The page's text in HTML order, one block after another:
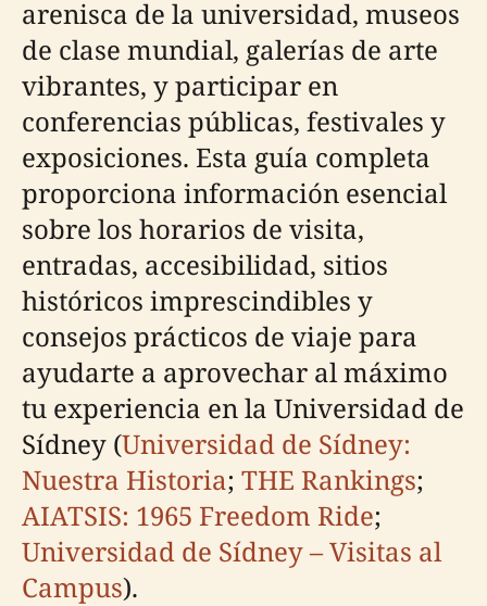
arenisca de la universidad, museos
de clase mundial, galerías de arte
vibrantes, y participar en
conferencias públicas, festivales y
exposiciones. Esta guía completa
proporciona información esencial
sobre los horarios de visita,
entradas, accesibilidad, sitios
históricos imprescindibles y
consejos prácticos de viaje para
ayudarte a aprovechar al máximo
tu experiencia en la Universidad de
Sídney (Universidad de Sídney:
Nuestra Historia; THE Rankings;
AIATSIS: 1965 Freedom Ride;
Universidad de Sídney – Visitas al
Campus).